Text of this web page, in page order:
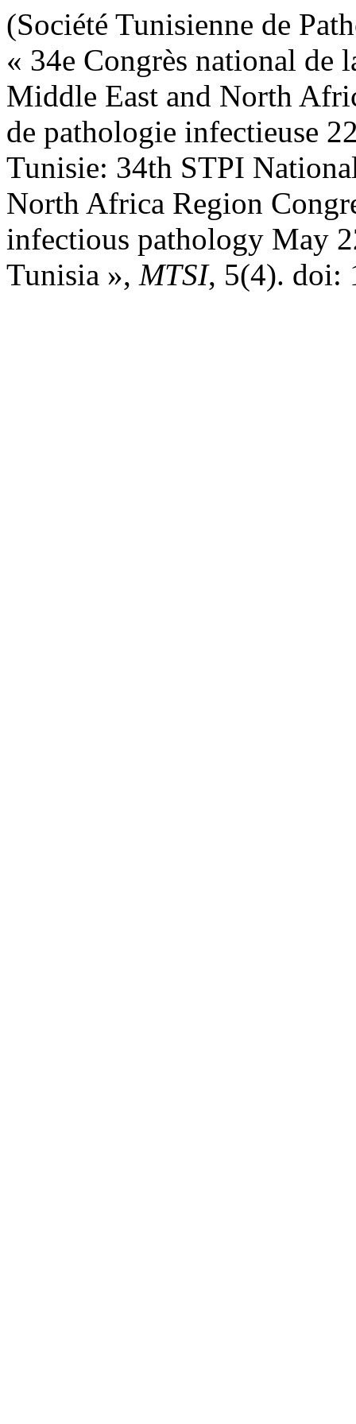
(Société Tunisienne de
« 34e Congrès national de
Middle East and North
de pathologie infectieuse
Tunisie: 34th STPI
North Africa Region
infectious pathology May
Tunisia », MTSI, 5(4). doi: